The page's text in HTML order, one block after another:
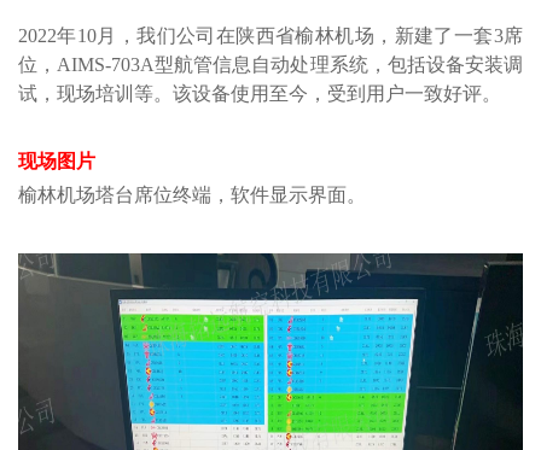
2022年10月，我们公司在陕西省榆林机场，新建了一套3席
位，AIMS-703A型航管信息自动处理系统，包括设备安装调
试，现场培训等。 该设备使用至今，受到用户一致好评。
现场图片
榆林机场塔台 席位终端，软件显示界面。